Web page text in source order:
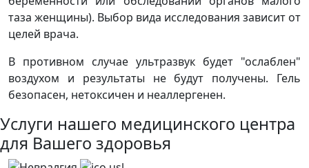
таза женщины). Выбор вида исследования зависит от
целей врача.
В противном случае ультразвук будет "ослаблен"
воздухом и результаты не будут получены. Гель
безопасен, нетоксичен и неаллергенен.
Услуги нашего медицинского центра
для Вашего здоровья